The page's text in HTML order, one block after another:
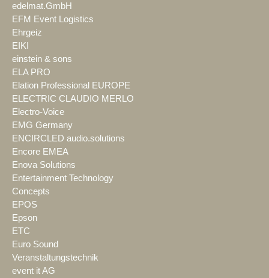
edelmat.GmbH
EFM Event Logistics
Ehrgeiz
EIKI
einstein & sons
ELA PRO
Elation Professional EUROPE
ELECTRIC CLAUDIO MERLO
Electro-Voice
EMG Germany
ENCIRCLED audio.solutions
Encore EMEA
Enova Solutions
Entertainment Technology
Concepts
EPOS
Epson
ETC
Euro Sound
Veranstaltungstechnik
event it AG